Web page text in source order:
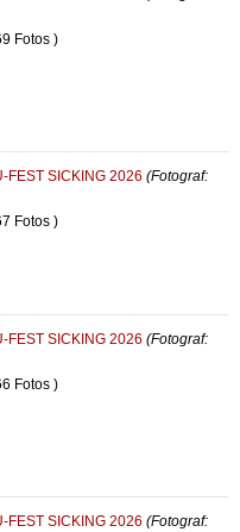
Fotos )
FEST SICKING 2026 (Fotograf:
Fotos )
FEST SICKING 2026 (Fotograf:
Fotos )
FEST SICKING 2026 (Fotograf: